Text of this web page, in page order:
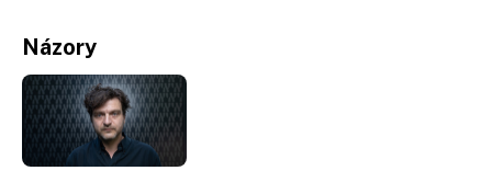
Názory